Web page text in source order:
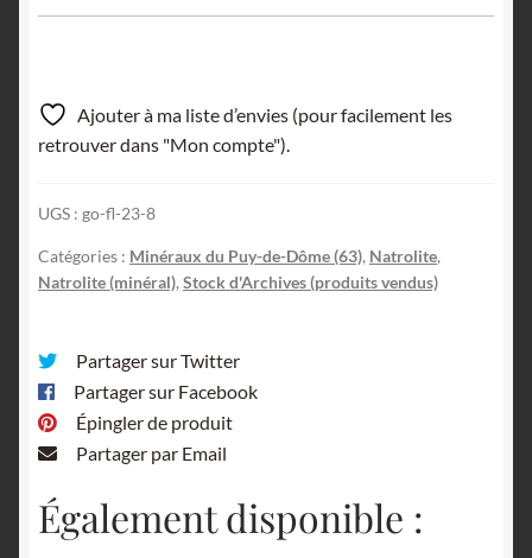
Ajouter à ma liste d’envies (pour facilement les
retrouver dans "Mon compte").
UGS : go-fl-23-8
Catégories : Minéraux du Puy-de-Dôme (63), Natrolite,
Natrolite (minéral), Stock d'Archives (produits vendus)
Partager sur Twitter
Partager sur Facebook
Épingler de produit
Partager par Email
Également disponible :